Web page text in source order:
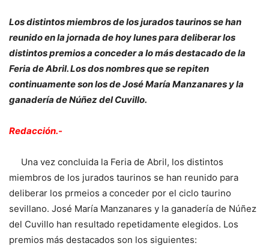
Los distintos miembros de los jurados taurinos se han
reunido en la jornada de hoy lunes para deliberar los
distintos premios a conceder a lo más destacado de la
Feria de Abril. Los dos nombres que se repiten
continuamente son los de José María Manzanares y la
ganadería de Núñez del Cuvillo.
Redacción.-
Una vez concluida la Feria de Abril, los distintos
miembros de los jurados taurinos se han reunido para
deliberar los prmeios a conceder por el ciclo taurino
sevillano. José María Manzanares y la ganadería de Núñez
del Cuvillo han resultado repetidamente elegidos. Los
premios más destacados son los siguientes: